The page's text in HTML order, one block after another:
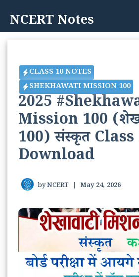
content
NCERT Notes
CLASS 10 NOTES
SHEKHAWATI MISSION 100
2025
Mission 100
100) संस्कृत Class
Download
byNCERT | May 24, 2026